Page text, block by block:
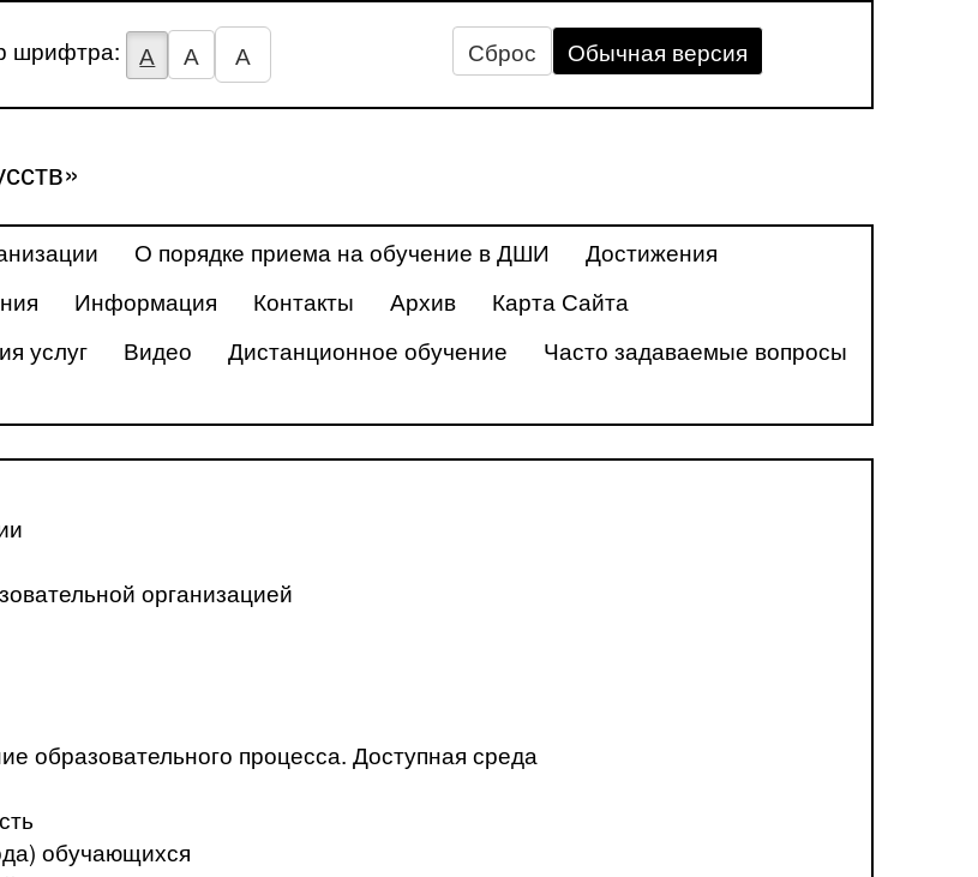
шрифтра: А А А Сброс Обычная версия
О порядке приема на обучение в ДШИ
Достижения
Информация Контакты Архив
Карта Сайта
услуг
Видео Дистанционное обучение
Часто задаваемые вопросы
организацией
образовательного процесса. Доступная среда
обучающихся